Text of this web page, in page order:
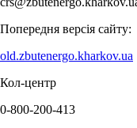
Попередня версія сайту:
old.zbutenergo.kharkov.ua
Кол-центр
0-800-200-413